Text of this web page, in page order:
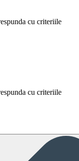
cu criteriile
cu criteriile